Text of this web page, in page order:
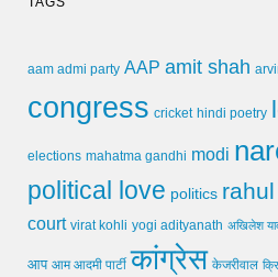
aam admi party AAP amit shah
congress cricket hindi poetry
elections mahatma gandhi modi
political love politics
court virat kohli yogi adityanath अखिलेश
आप आम आदमी पार्टी कांग्रेस केजरीवाल